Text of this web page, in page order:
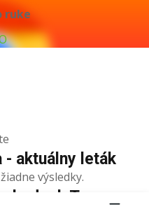
ruke
- aktuálny leták
výsledky.
Tesco